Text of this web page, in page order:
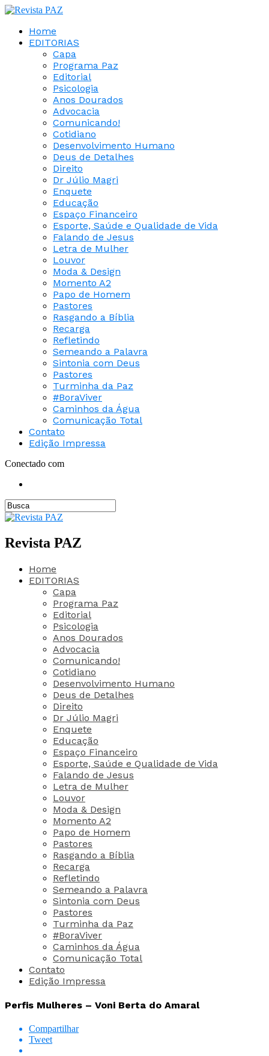
Home
EDITORIAS
Capa
Programa Paz
Editorial
Psicologia
Anos Dourados
Advocacia
Comunicando!
Cotidiano
Desenvolvimento Humano
Deus de Detalhes
Direito
Dr Júlio Magri
Enquete
Educação
Espaço Financeiro
Esporte, Saúde e Qualidade de Vida
Falando de Jesus
Letra de Mulher
Louvor
Moda & Design
Momento A2
Papo de Homem
Pastores
Rasgando a Bíblia
Recarga
Refletindo
Semeando a Palavra
Sintonia com Deus
Pastores
Turminha da Paz
#BoraViver
Caminhos da Água
Comunicação Total
Contato
Edição Impressa
Conectado com
Revista PAZ
Home
EDITORIAS
Capa
Programa Paz
Editorial
Psicologia
Anos Dourados
Advocacia
Comunicando!
Cotidiano
Desenvolvimento Humano
Deus de Detalhes
Direito
Dr Júlio Magri
Enquete
Educação
Espaço Financeiro
Esporte, Saúde e Qualidade de Vida
Falando de Jesus
Letra de Mulher
Louvor
Moda & Design
Momento A2
Papo de Homem
Pastores
Rasgando a Bíblia
Recarga
Refletindo
Semeando a Palavra
Sintonia com Deus
Pastores
Turminha da Paz
#BoraViver
Caminhos da Água
Comunicação Total
Contato
Edição Impressa
Perfis Mulheres – Voni Berta do Amaral
Compartilhar
Tweet